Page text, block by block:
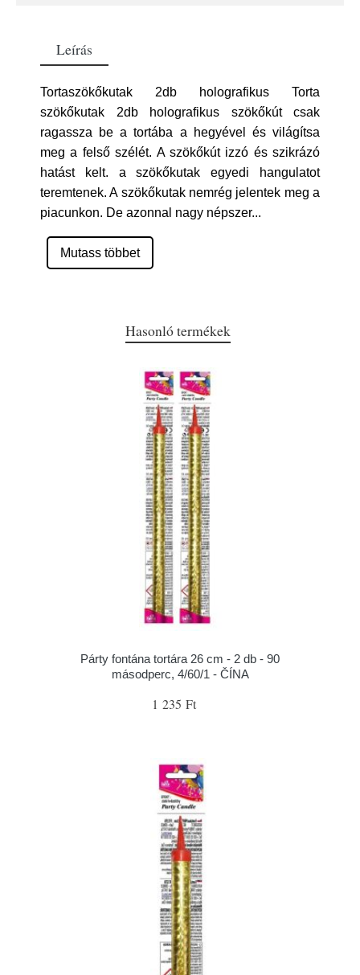
Leírás
Tortaszökőkutak 2db holografikus Torta
szökőkutak 2db holografikus szökőkút csak
ragassza be a tortába a hegyével és világítsa
meg a felső szélét. A szökőkút izzó és szikrázó
hatást kelt. a szökőkutak egyedi hangulatot
teremtenek. A szökőkutak nemrég jelentek meg a
piacunkon. De azonnal nagy népszer...
Mutass többet
Hasonló termékek
Párty fontána tortára 26 cm - 2 db - 90
másodperc, 4/60/1 - ČÍNA
1 235 Ft